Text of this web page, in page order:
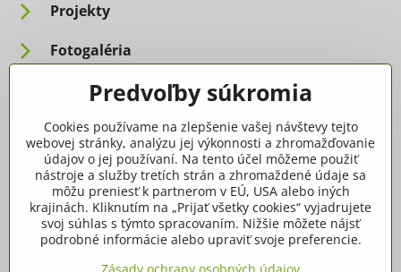
Projekty
Fotogaléria
Informácie pre rodičov
Dôležité informácie
Ako spracúvame osobné údaje
Tlačivá, dokumenty
Potvrdenia
Predvoľby súkromia
Cookies používame na zlepšenie vašej návštevy tejto
webovej stránky, analýzu jej výkonnosti a zhromažďovanie
údajov o jej používaní. Na tento účel môžeme použiť
nástroje a služby tretích strán a zhromaždené údaje sa
môžu preniesť k partnerom v EÚ, USA alebo iných
krajinách. Kliknutím na „Prijať všetky cookies“ vyjadrujete
svoj súhlas s týmto spracovaním. Nižšie môžete nájsť
podrobné informácie alebo upraviť svoje preferencie.